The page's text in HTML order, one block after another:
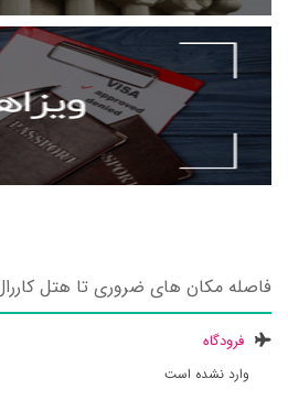
فاصله مکان های ضروری تا هتل
فرودگاه
وارد نشده است